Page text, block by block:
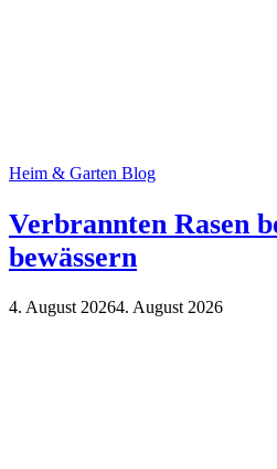
Heim & Garten Blog
Verbrannten Rasen
bewässern
4. August 20264. August 2026